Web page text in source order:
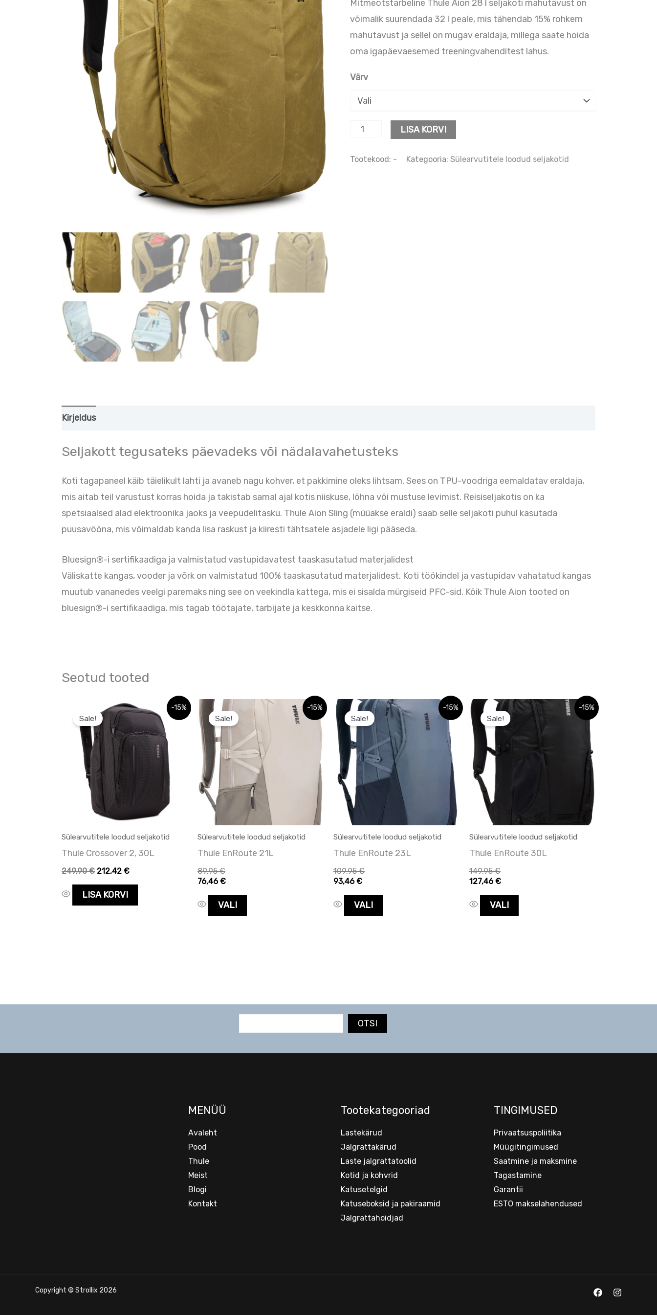
Mitmeotstarbeline Thule Aion 28 l seljakoti mahutavust on
võimalik suurendada 32 l peale, mis tähendab 15% rohkem
mahutavust ja sellel on mugav eraldaja, millega saate hoida
oma igapäevaesemed treeningvahenditest lahus.
Värv
LISA KORVI
Tootekood: - Kategooria: Sülearvutitele loodud seljakotid
Kirjeldus
Seljakott tegusateks päevadeks või nädalavahetusteks
Koti tagapaneel käib täielikult lahti ja avaneb nagu kohver, et pakkimine oleks lihtsam. Sees on TPU-voodriga eemaldatav eraldaja,
mis aitab teil varustust korras hoida ja takistab samal ajal kotis niiskuse, lõhna või mustuse levimist. Reisiseljakotis on ka
spetsiaalsed alad elektroonika jaoks ja veepudelitasku. Thule Aion Sling (müüakse eraldi) saab selle seljakoti puhul kasutada
puusavööna, mis võimaldab kanda lisa raskust ja kiiresti tähtsatele asjadele ligi pääseda.
Bluesign®-i sertifikaadiga ja valmistatud vastupidavatest taaskasutatud materjalidest
Väliskatte kangas, vooder ja võrk on valmistatud 100% taaskasutatud materjalidest. Koti töökindel ja vastupidav vahatatud kangas
muutub vananedes veelgi paremaks ning see on veekindla kattega, mis ei sisalda mürgiseid PFC-sid. Kõik Thule Aion tooted on
bluesign®-i sertifikaadiga, mis tagab töötajate, tarbijate ja keskkonna kaitse.
Seotud tooted
-15%
Sale!
Sülearvutitele loodud seljakotid
Thule Crossover 2, 30L
249,90 €.
249,90€
Praegune
hind
on:
249,90 €.
212,42 €
LISA KORVI
-15%
Sale!
Sülearvutitele loodud seljakotid
Thule EnRoute 21L
89,95€
76,46€
VALI
tootel
on
mitu
varianti.
Valikuid
saab
teha
tootelehel.
-15%
Sale!
Sülearvutitele loodud seljakotid
Thule EnRoute 23L
109,95€
93,46€
VALI
Sellel
tootel
on
mitu
varianti.
Valikuid
teha
tootelehel.
-15%
Sale!
Sülearvutitele loodud seljakotid
Thule EnRoute 30L
149,95€
127,46€
VALI
Sellel
tootel
teha
tootelehel.
OTSI
MENÜÜ
Avaleht
Pood
Thule
Meist
Blogi
Kontakt
Tootekategooriad
Lastekärud
Jalgrattakärud
Laste jalgrattatoolid
Kotid ja kohvrid
Katusetelgid
Katuseboksid ja pakiraamid
Jalgrattahoidjad
TINGIMUSED
Privaatsuspoliitika
Müügitingimused
Saatmine ja maksmine
Tagastamine
Garantii
ESTO makselahendused
Copyright © Strollix 2026